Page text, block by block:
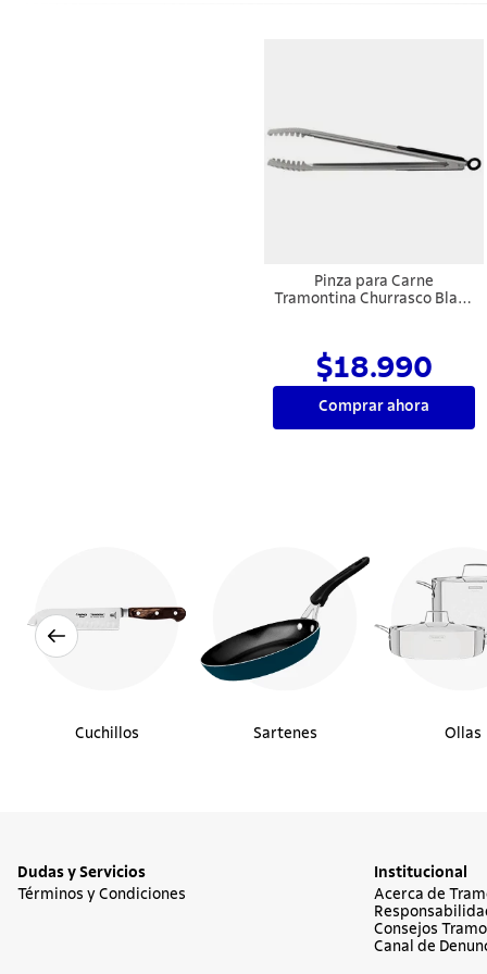
Pinza para Carne
Tramontina Churrasco Black
Revestida de Goma Negra
$18.990
Comprar ahora
Cuchillos Sartenes Ollas
Dudas y Servicios
Términos y Condiciones
Institucional
Acerca de
Consejos
Canal de